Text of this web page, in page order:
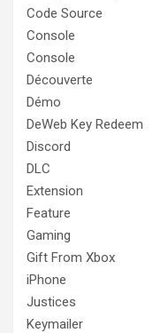
Code Source
Console
Console
Découverte
Démo
DeWeb Key Redeem
Discord
DLC
Extension
Feature
Gaming
Gift From Xbox
iPhone
Justices
Keymailer